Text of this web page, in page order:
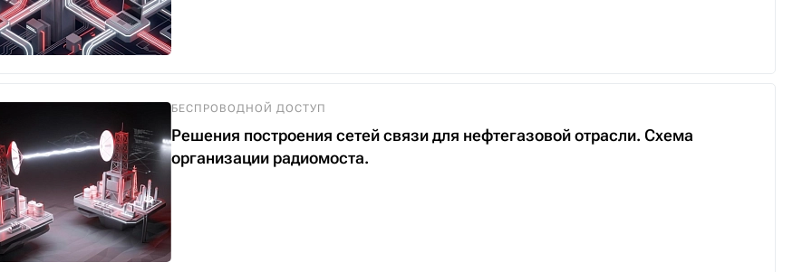
БЕСПРОВОДНОЙ ДОСТУП
Решения построения сетей связи для нефтегазовой отрасли. Схема
организации радиомоста.